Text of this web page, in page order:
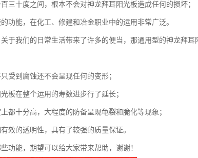
三十度之间，根本不会对神龙拜耳阳光板造成任何的损坏；
功能，在化工、修建和冶金职业中的运用非常广泛。
于我们的日常生活带来了许多的便当，那通用型的神龙拜耳
受到腐蚀还不会呈现任何的变形；
板在整个运用的寿数进步行了延长；
都十分高，大程度的防备呈现龟裂和脆化等现象；
效的透明性，具有了较强的质量保证。
功能，期望可以给大家带来帮助，谢谢！